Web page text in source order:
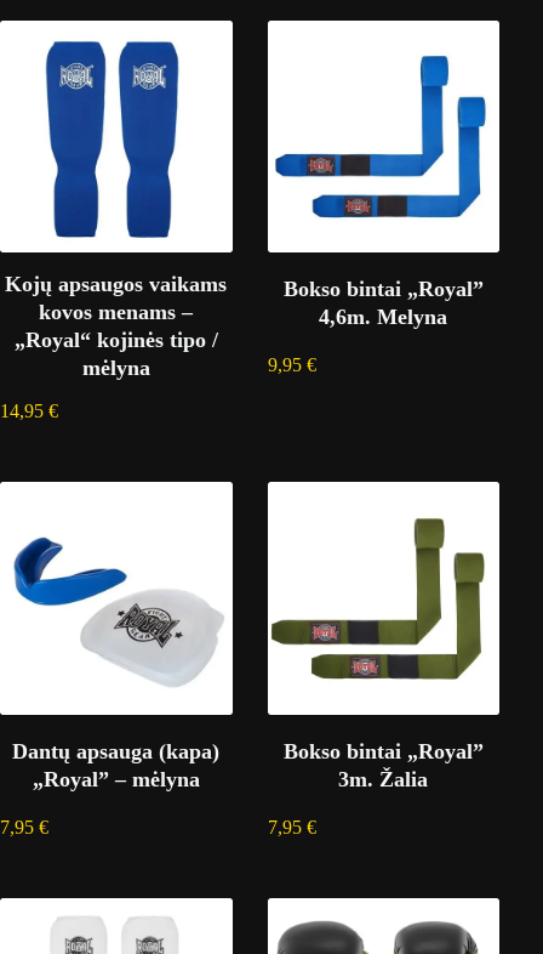
Kojų apsaugos vaikams
kovos menams –
„Royal“ kojinės tipo /
mėlyna
14,95 €
Bokso bintai „Royal”
4,6m. Melyna
9,95 €
Dantų apsauga (kapa)
„Royal” – mėlyna
7,95 €
Bokso bintai „Royal”
3m. Žalia
7,95 €